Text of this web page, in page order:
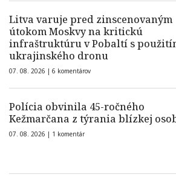
Litva varuje pred zinscenovaným
útokom Moskvy na kritickú
infraštruktúru v Pobaltí s
ukrajinského dronu
07. 08. 2026 | 6 komentárov
Polícia obvinila 45-ročného
Kežmarčana z týrania blízkej
07. 08. 2026 | 1 komentár